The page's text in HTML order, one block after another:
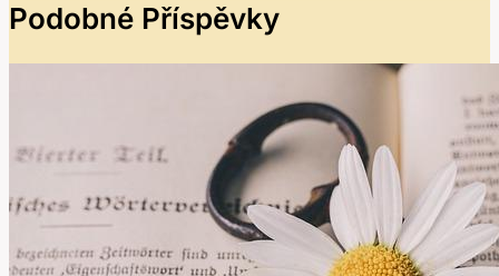
Podobné Příspěvky